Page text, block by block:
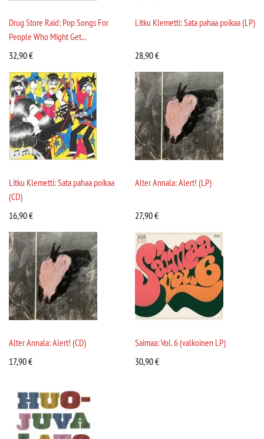
Drug Store Raid: Pop Songs For
People Who Might Get...
32,90€
Litku Klemetti: Sata pahaa poikaa (LP)
28,90€
Litku Klemetti: Sata pahaa poikaa
(CD)
16,90€
Alter Annala: Alert! (LP)
27,90€
Alter Annala: Alert! (CD)
17,90€
Saimaa: Vol. 6 (valkoinen LP)
30,90€